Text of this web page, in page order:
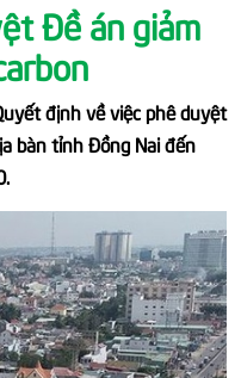
Đề án giảm
định về việc phê duyệt
bàn tỉnh Đồng Nai đến